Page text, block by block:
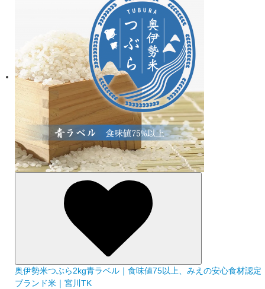
奥伊勢米つぶら2kg青ラベル｜食味値75以上、みえの安心食材認定
ブランド米｜宮川TK